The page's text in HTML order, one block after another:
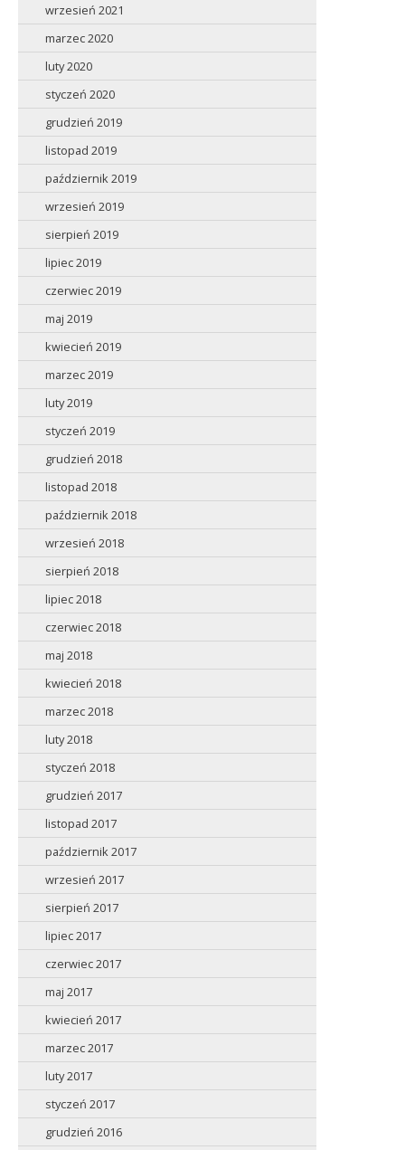
wrzesień 2021
marzec 2020
luty 2020
styczeń 2020
grudzień 2019
listopad 2019
październik 2019
wrzesień 2019
sierpień 2019
lipiec 2019
czerwiec 2019
maj 2019
kwiecień 2019
marzec 2019
luty 2019
styczeń 2019
grudzień 2018
listopad 2018
październik 2018
wrzesień 2018
sierpień 2018
lipiec 2018
czerwiec 2018
maj 2018
kwiecień 2018
marzec 2018
luty 2018
styczeń 2018
grudzień 2017
listopad 2017
październik 2017
wrzesień 2017
sierpień 2017
lipiec 2017
czerwiec 2017
maj 2017
kwiecień 2017
marzec 2017
luty 2017
styczeń 2017
grudzień 2016